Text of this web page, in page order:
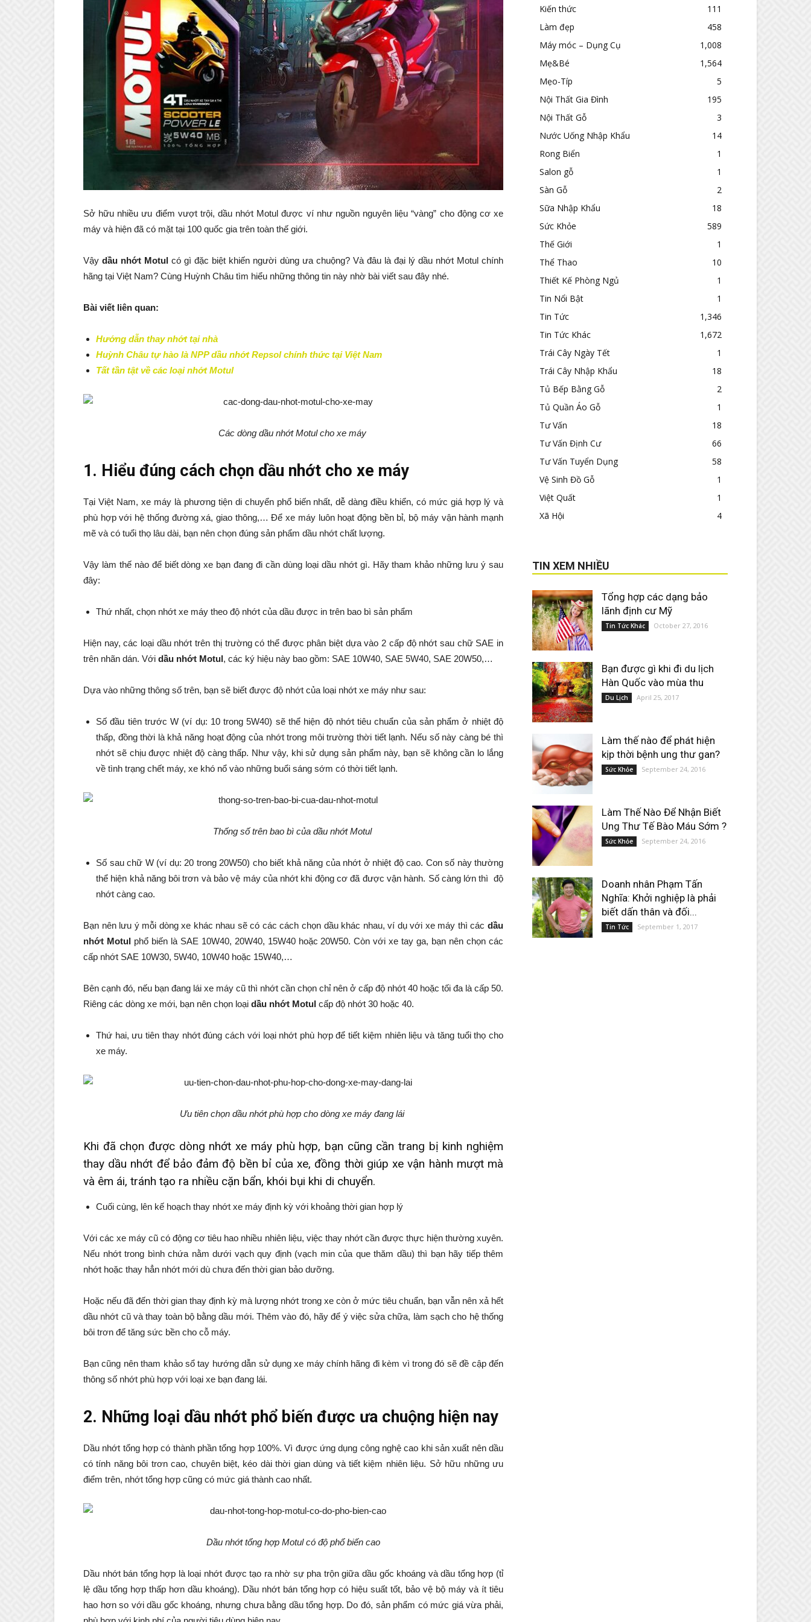
Sở hữu nhiều ưu điểm vượt trội, dầu nhớt Motul được ví như nguồn nguyên liệu “vàng” cho động cơ xe
máy và hiện đã có mặt tại 100 quốc gia trên toàn thế giới.
Vậydầu nhớt Motul có gì đặc biệt khiến người dùng ưa chuộng? Và đâu là đại lý dầu nhớt Motul chính
hãng tại Việt Nam? Cùng Huỳnh Châu tìm hiểu những thông tin này nhờ bài viết sau đây nhé.
Bài viết liên quan:
Hướng dẫn thay nhớt tại nhà
Huỳnh Châu tự hào là NPP dầu nhớt Repsol chính thức tại Việt Nam
Tất tần tật về các loại nhớt Motul
Các dòng dầu nhớt Motul cho xe máy
1. Hiểu đúng cách chọn dầu nhớt cho xe máy
Tại Việt Nam, xe máy là phương tiện di chuyển phổ biến nhất, dễ dàng điều khiển, có mức giá hợp lý và
phù hợp với hệ thống đường xá, giao thông,… Để xe máy luôn hoạt động bền bỉ, bộ máy vận hành mạnh
mẽ và có tuổi thọ lâu dài, bạn nên chọn đúng sản phẩm dầu nhớt chất lượng.
Vậy làm thế nào để biết dòng xe bạn đang đi cần dùng loại dầu nhớt gì. Hãy tham khảo những lưu ý sau
đây:
Thứ nhất, chọn nhớt xe máy theo độ nhớt của dầu được in trên bao bì sản phẩm
Hiện nay, các loại dầu nhớt trên thị trường có thể được phân biệt dựa vào 2 cấp độ nhớt sau chữ SAE in
trên nhãn dán. Với dầu nhớt Motul, các ký hiệu này bao gồm: SAE 10W40, SAE 5W40, SAE 20W50,…
Dựa vào những thông số trên, bạn sẽ biết được độ nhớt của loại nhớt xe máy như sau:
Số đầu tiên trước W (ví dụ: 10 trong 5W40) sẽ thể hiện độ nhớt tiêu chuẩn của sản phẩm ở nhiệt độ
thấp, đồng thời là khả năng hoạt động của nhớt trong môi trường thời tiết lạnh. Nếu số này càng bé thì
nhớt sẽ chịu được nhiệt độ càng thấp. Như vậy, khi sử dụng sản phẩm này, bạn sẽ không cần lo lắng
về tình trạng chết máy, xe khó nổ vào những buổi sáng sớm có thời tiết lạnh.
Thống số trên bao bì của dầu nhớt Motul
Số sau chữ W (ví dụ: 20 trong 20W50) cho biết khả năng của nhớt ở nhiệt độ cao. Con số này thường
thể hiện khả năng bôi trơn và bảo vệ máy của nhớt khi động cơ đã được vận hành. Số càng lớn thì độ
nhớt càng cao.
Bạn nên lưu ý mỗi dòng xe khác nhau sẽ có các cách chọn dầu khác nhau, ví dụ với xe máy thì các dầu
nhớt Motulphổ biến là SAE 10W40, 20W40, 15W40 hoặc 20W50. Còn với xe tay ga, bạn nên chọn các
cấp nhớt SAE 10W30, 5W40, 10W40 hoặc 15W40,…
Bên cạnh đó, nếu bạn đang lái xe máy cũ thì nhớt cần chọn chỉ nên ở cấp độ nhớt 40 hoặc tối đa là cấp 50.
Riêng các dòng xe mới, bạn nên chọn loại dầu nhớt Motul cấp độ nhớt 30 hoặc 40.
Thứ hai, ưu tiên thay nhớt đúng cách với loại nhớt phù hợp để tiết kiệm nhiên liệu và tăng tuổi thọ cho
xe máy.
Ưu tiên chọn dầu nhớt phù hợp cho dòng xe máy đang lái
Khi đã chọn được dòng nhớt xe máy phù hợp, bạn cũng cần trang bị kinh nghiệm
thay dầu nhớt để bảo đảm độ bền bỉ của xe, đồng thời giúp xe vận hành mượt mà
và êm ái, tránh tạo ra nhiều cặn bẩn, khói bụi khi di chuyển.
Cuối cùng, lên kế hoạch thay nhớt xe máy định kỳ với khoảng thời gian hợp lý
Với các xe máy cũ có động cơ tiêu hao nhiều nhiên liệu, việc thay nhớt cần được thực hiện thường xuyên.
Nếu nhớt trong bình chứa nằm dưới vạch quy định (vạch min của que thăm dầu) thì bạn hãy tiếp thêm
nhớt hoặc thay hẳn nhớt mới dù chưa đến thời gian bảo dưỡng.
Hoặc nếu đã đến thời gian thay định kỳ mà lượng nhớt trong xe còn ở mức tiêu chuẩn, bạn vẫn nên xả hết
dầu nhớt cũ và thay toàn bộ bằng dầu mới. Thêm vào đó, hãy để ý việc sửa chữa, làm sạch cho hệ thống
bôi trơn để tăng sức bền cho cỗ máy.
Bạn cũng nên tham khảo sổ tay hướng dẫn sử dụng xe máy chính hãng đi kèm vì trong đó sẽ đề cập đến
thông số nhớt phù hợp với loại xe bạn đang lái.
2. Những loại dầu nhớt phổ biến được ưa chuộng hiện nay
Dầu nhớt tổng hợp có thành phần tổng hợp 100%. Vì được ứng dụng công nghệ cao khi sản xuất nên dầu
có tính năng bôi trơn cao, chuyên biệt, kéo dài thời gian dùng và tiết kiệm nhiên liệu. Sở hữu những ưu
điểm trên, nhớt tổng hợp cũng có mức giá thành cao nhất.
Dầu nhớt tổng hợp Motul có độ phổ biến cao
Dầu nhớt bán tổng hợp là loại nhớt được tạo ra nhờ sự pha trộn giữa dầu gốc khoáng và dầu tổng hợp (tỉ
lệ dầu tổng hợp thấp hơn dầu khoáng). Dầu nhớt bán tổng hợp có hiệu suất tốt, bảo vệ bộ máy và ít tiêu
hao hơn so với dầu gốc khoáng, nhưng chưa bằng dầu tổng hợp. Do đó, sản phẩm có mức giá vừa phải,
Kiến thức
111
Làm đẹp
458
Máy móc – Dụng Cụ
1,008
Mẹ&Bé
1,564
Mẹo-Típ
5
Nội Thất Gia Đình
195
Nội Thất Gỗ
3
Nước Uống Nhập Khẩu
14
Rong Biển
1
Salon gỗ
1
Sàn Gỗ
2
Sữa Nhập Khẩu
18
Sức Khỏe
589
Thế Giới
1
Thể Thao
10
Thiết Kế Phòng Ngủ
1
Tin Nổi Bật
1
Tin Tức
1,346
Tin Tức Khác
1,672
Trái Cây Ngày Tết
1
Trái Cây Nhập Khẩu
18
Tủ Bếp Bằng Gỗ
2
Tủ Quần Áo Gỗ
1
Tư Vấn
18
Tư Vấn Định Cư
66
Tư Vấn Tuyển Dụng
58
Vệ Sinh Đồ Gỗ
1
Việt Quất
1
Xã Hội
4
TIN XEM NHIỀU
Tổng hợp các dạng bảo
lãnh định cư Mỹ
Tin Tức Khác October 27, 2016
Bạn được gì khi đi du lịch
Hàn Quốc vào mùa thu
Du Lịch April 25, 2017
Làm thế nào để phát hiện
kịp thời bệnh ung thư gan?
Sức Khỏe September 24, 2016
Làm Thế Nào Để Nhận Biết
Ung Thư Tế Bào Máu Sớm ?
Sức Khỏe September 24, 2016
Doanh nhân Phạm Tấn
Nghĩa: Khởi nghiệp là phải
biết dấn thân và đối...
Tin Tức September 1, 2017